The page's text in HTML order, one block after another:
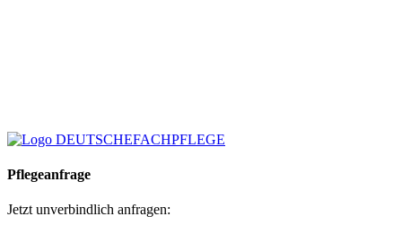
Pflegeanfrage
Jetzt unverbindlich anfragen: